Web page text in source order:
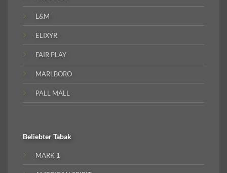
L&M
ELIXYR
FAIR PLAY
MARLBORO
PALL MALL
BeliebterTabak
MARK 1